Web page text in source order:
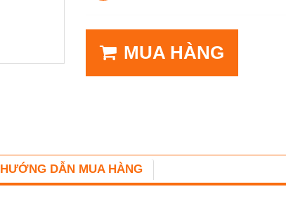
MUA HÀNG
HƯỚNG DẪN MUA HÀNG